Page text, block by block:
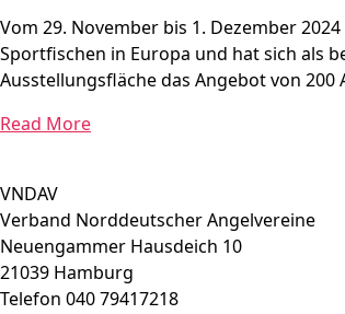
Vom 29. November bis 1. Dezember
Sportfischen in Europa und hat sich als
Ausstellungsfläche das Angebot von
Read More
VNDAV
Verband Norddeutscher Angelvereine
Neuengammer Hausdeich 10
21039 Hamburg
Telefon 040 79417218